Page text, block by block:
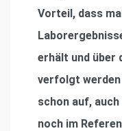
Vorteil, dass
erhält und über
verfolgt werden
schon auf,
noch im